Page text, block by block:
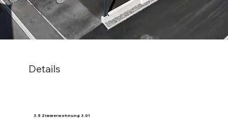
Details
3.5 Zimmerwohnung 3.01